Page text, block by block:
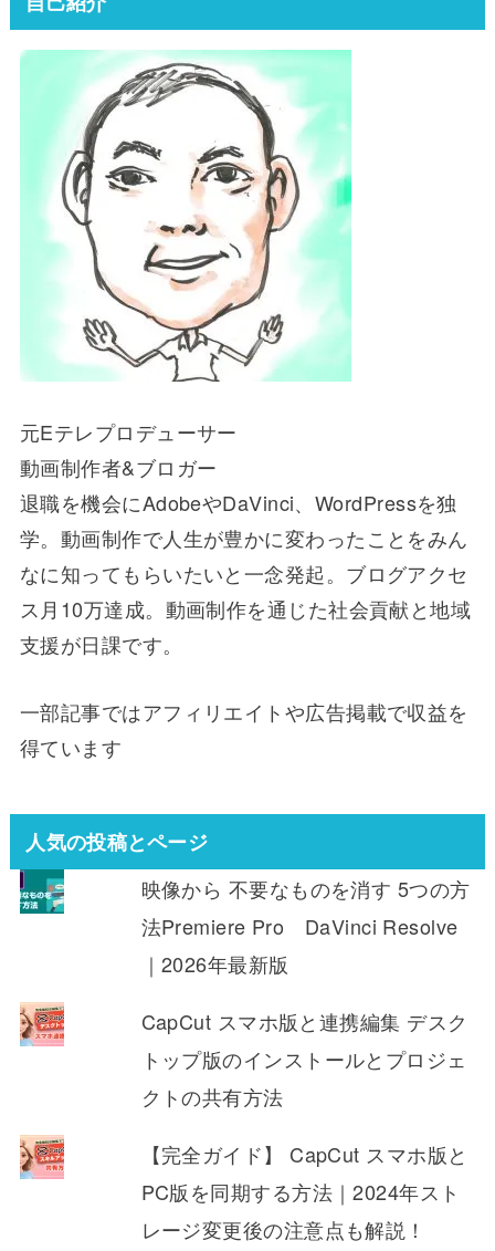
元Eテレプロデューサー
動画制作者&ブロガー
退職を機会にAdobeやDaVinci、WordPressを独
学。動画制作で人生が豊かに変わったことをみん
なに知ってもらいたいと一念発起。ブログアクセ
ス月10万達成。動画制作を通じた社会貢献と地域
支援が日課です。
一部記事ではアフィリエイトや広告掲載で収益を
得ています
人気の投稿とページ
映像から 不要なものを消す 5つの方
法Premiere Pro DaVinci Resolve
｜2026年最新版
CapCut スマホ版と連携編集 デスク
トップ版のインストールとプロジェ
クトの共有方法
【完全ガイド】 CapCut スマホ版と
PC版を同期する方法｜2024年スト
レージ変更後の注意点も解説！